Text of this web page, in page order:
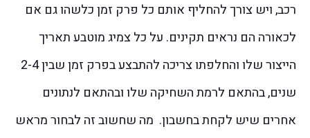
רכב, ויש צורך להחליף אותם כל פרק זמן כלשהו גם אם
לכאורה הם נראים תקינים. על כל צמיג מוטבע תאריך
הייצור שלו והחלפתו צריכה להתבצע בפרק זמן שבין 2-4
שנים, בהתאם לרמת השחיקה שלו ובהתאם לנתונים
אחרים שיש לקחת בחשבון. מה שחשוב זה לבחור מראש